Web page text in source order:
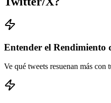
Entender el Rendimiento
Ve qué tweets resuenan más con